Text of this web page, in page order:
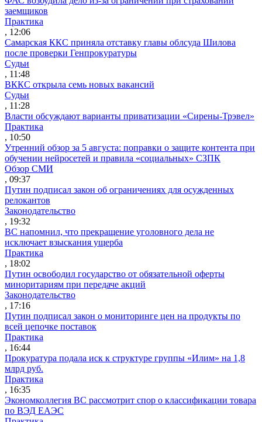
заемщиков
Практика
, 12:06
Самарская ККС приняла отставку главы облсуда Шилова
после проверки Генпрокуратуры
Судьи
, 11:48
ВККС открыла семь новых вакансий
Судьи
, 11:28
Власти обсуждают варианты приватизации «Сирены-Трэвел»
Практика
, 10:50
Утренний обзор за 5 августа: поправки о защите контента при
обучении нейросетей и правила «социальных» СЗПК
Обзор СМИ
, 09:37
Путин подписал закон об ограничениях для осужденных
релокантов
Законодательство
, 19:32
ВС напомнил, что прекращение уголовного дела не
исключает взыскания ущерба
Практика
, 18:02
Путин освободил государство от обязательной оферты
миноритариям при передаче акций
Законодательство
, 17:16
Путин подписал закон о мониторинге цен на продукты по
всей цепочке поставок
Практика
, 16:44
Прокуратура подала иск к структуре группы «Илим» на 1,8
млрд руб.
Практика
, 16:35
Экономколлегия ВС рассмотрит спор о классификации товара
по ВЭД ЕАЭС